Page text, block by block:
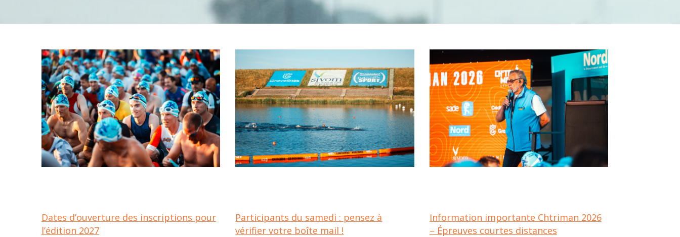
Dates d’ouverture des inscriptions pour
l’édition 2027
Participants du samedi : pensez à
vérifier votre boîte mail !
Information importante Chtriman 2026
– Épreuves courtes distances